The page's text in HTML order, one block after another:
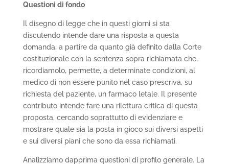
Questioni di fondo
Il disegno di legge che in questi giorni si sta
discutendo intende dare una risposta a questa
domanda, a partire da quanto già definito dalla Corte
costituzionale con la sentenza sopra richiamata che,
ricordiamolo, permette, a determinate condizioni, al
medico di non essere punito nel caso prescriva, su
richiesta del paziente, un farmaco letale. Il presente
contributo intende fare una rilettura critica di questa
proposta, cercando soprattutto di evidenziare e
mostrare quale sia la posta in gioco sui diversi aspetti
e sui diversi piani che sono da essa richiamati.
Analizziamo dapprima questioni di profilo generale. La